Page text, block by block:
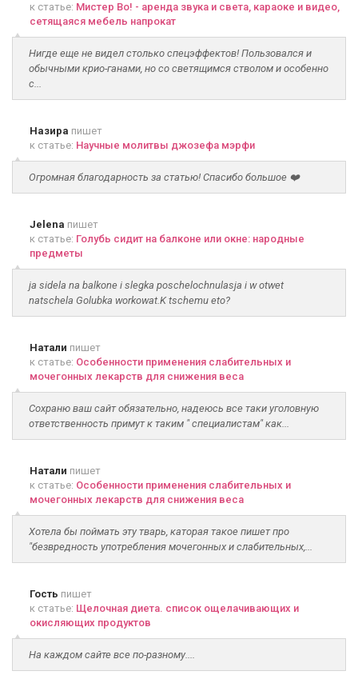
к статье: Мистер Во! - аренда звука и света, караоке и видео,
сетящаяся мебель напрокат
Нигде еще не видел столько спецэффектов! Пользовался и
обычными крио-ганами, но со светящимся стволом и особенно
с...
Назира пишет
к статье: Научные молитвы джозефа мэрфи
Огромная благодарность за статью! Спасибо большое ❤️
Jelena пишет
к статье: Голубь сидит на балконе или окне: народные
предметы
ja sidela na balkone i slegka poschelochnulasja i w otwet
natschela Golubka workowat.K tschemu eto?
Натали пишет
к статье: Особенности применения слабительных и
мочегонных лекарств для снижения веса
Сохраню ваш сайт обязательно, надеюсь все таки уголовную
ответственность примут к таким " специалистам" как...
Натали пишет
к статье: Особенности применения слабительных и
мочегонных лекарств для снижения веса
Хотела бы поймать эту тварь, каторая такое пишет про
"безвредность употребления мочегонных и слабительных,...
Гость пишет
к статье: Щелочная диета. список ощелачивающих и
окисляющих продуктов
На каждом сайте все по-разному....